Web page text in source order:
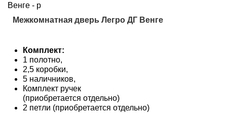
Межкомнатная дверь Легро ДГ Венге
Комплект:
1 полотно,
2,5 коробки,
5 наличников,
Комплект ручек
(приобретается отдельно)
2 петли (приобретается отдельно)